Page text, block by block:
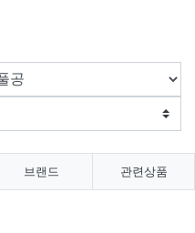
브랜드 관련상품